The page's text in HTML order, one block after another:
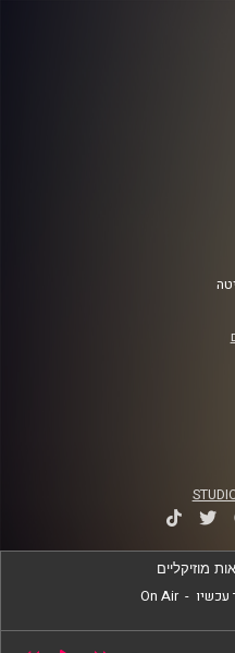
מוזיקליים
עכשיו -
On Air